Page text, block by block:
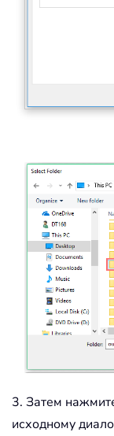
3. Затем
исходному